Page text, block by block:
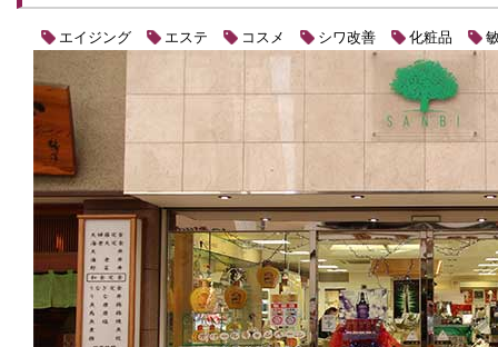
エイジング エステ コスメ シワ改善 化粧品